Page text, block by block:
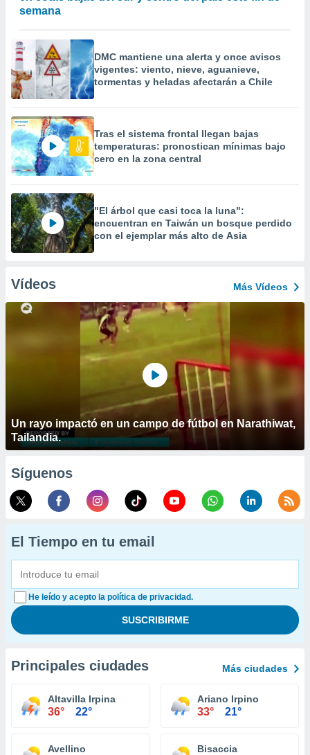
semana
DMC mantiene una alerta y once avisos
vigentes: viento, nieve, aguanieve,
tormentas y heladas afectarán a Chile
Tras el sistema frontal llegan bajas
temperaturas: pronostican mínimas bajo
cero en la zona central
"El árbol que casi toca la luna":
encuentran en Taiwán un bosque perdido
con el ejemplar más alto de Asia
Vídeos Más Vídeos
Un rayo impactó en un campo de fútbol en Narathiwat,
Tailandia.
Síguenos
El Tiempo en tu email
He leído y acepto la política de privacidad.
Principales ciudades Más ciudades
Altavilla Irpina
36° 22°
Ariano Irpino
33° 21°
Avellino Bisaccia